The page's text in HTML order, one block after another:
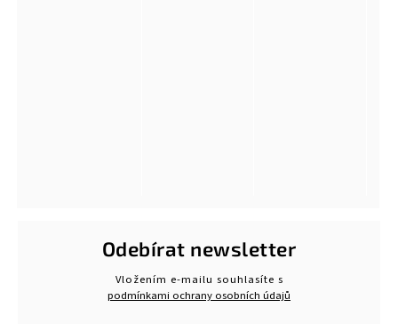
Odebírat newsletter
Vložením e-mailu souhlasíte s
podmínkami ochrany osobních údajů